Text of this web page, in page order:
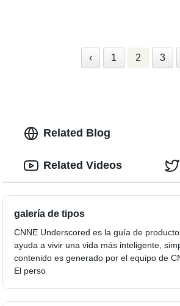
‹ 1 2 3
Related Blog
galería de tipos
CNNE Underscored es la guía de
ayuda a vivir una vida más inteligente,
contenido es generado por el equipo de
El perso
Related Videos